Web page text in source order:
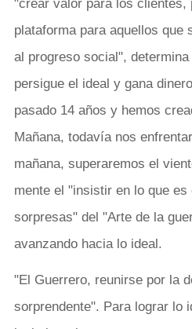
"crear valor para los clientes,
plataforma para aquellos que
al progreso social",
persigue el ideal y gana
pasado 14 años y hemos
Mañana, todavía nos
mañana, superaremos el
mente el "insistir en lo que
sorpresas" del "Arte de la
avanzando hacia lo ideal.
"El Guerrero, reunirse por la
sorprendente". Para lograr lo